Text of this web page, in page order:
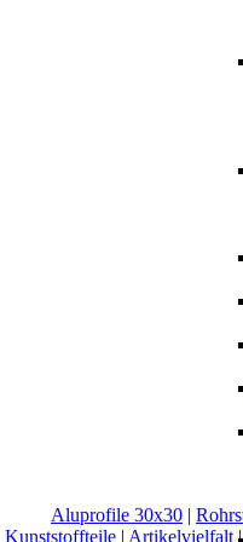
Aluprofile 30x30|
Kunststoffteile| Artikelvielfalt|